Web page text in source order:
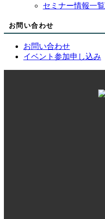
セミナー情報一覧
お問い合わせ
お問い合わせ
イベント参加申し込み